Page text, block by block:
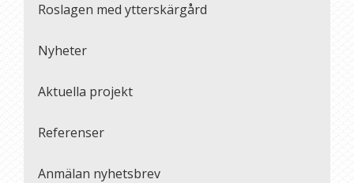
Roslagen med ytterskärgård
Nyheter
Aktuella projekt
Referenser
Anmälan nyhetsbrev